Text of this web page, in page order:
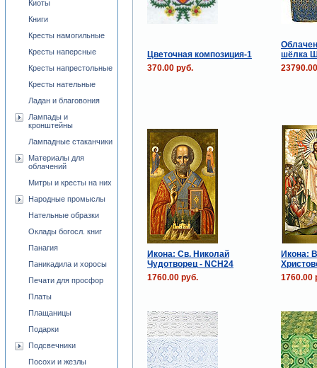
Цветочная композиция-1
шёлка
370.00 руб.
Икона: Св. Николай
Чудотворец - NCH24
Икона:
1760.00 руб.
1760.00
Киоты
Книги
Кресты намогильные
Кресты наперсные
Кресты напрестольные
Кресты нательные
Ладан и благовония
Лампады и
кронштейны
Лампадные стаканчики
Материалы для
облачений
Митры и кресты на них
Народные промыслы
Нательные образки
Оклады богосл. книг
Панагия
Паникадила и хоросы
Печати для просфор
Платы
Плащаницы
Подарки
Подсвечники
Посохи и жезлы